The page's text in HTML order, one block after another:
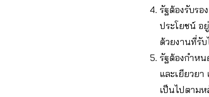
รัฐต้องรับร
ประโยชน์ อ
ด้วยงานที่รับ
รัฐต้องกำหน
และเยียวยา
เป็นไปตาม